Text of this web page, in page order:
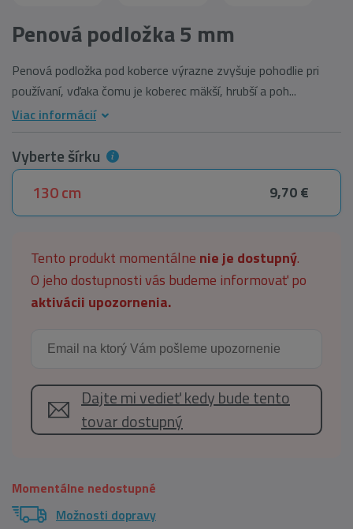
Penová podložka 5 mm
Penová podložka pod koberce výrazne zvyšuje pohodlie pri
používaní, vďaka čomu je koberec mäkší, hrubší a poh...
Viac informácií
Vyberte šírku
130 cm
9,70 €
Tento produkt momentálne nie je dostupný.
O jeho dostupnosti vás budeme informovať po
aktivácii upozornenia.
Dajte mi vedieť kedy bude tento
tovar dostupný
Momentálne nedostupné
Možnosti dopravy